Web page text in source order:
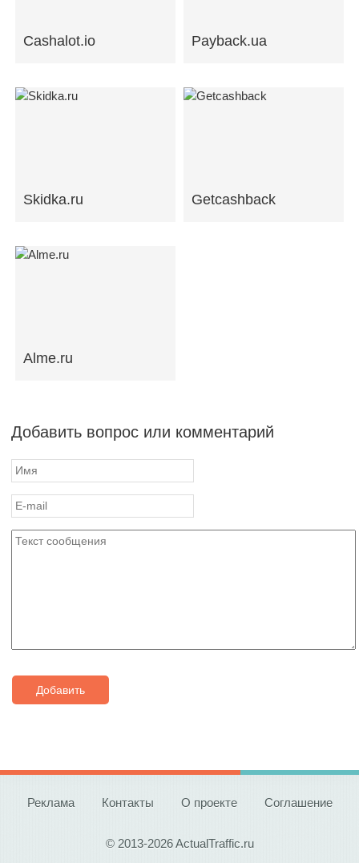
Cashalot.io Payback.ua
Skidka.ru Getcashback
Alme.ru
Добавить вопрос или комментарий
Добавить
Реклама Контакты О проекте Соглашение
© 2013-2026 ActualTraffic.ru